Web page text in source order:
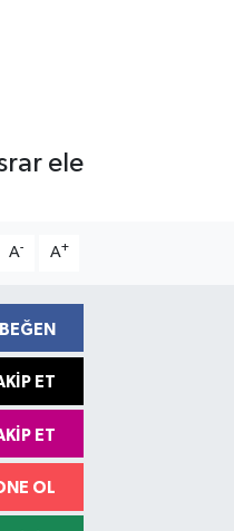
ele
A- A+
BEĞEN
ET
ET
OL